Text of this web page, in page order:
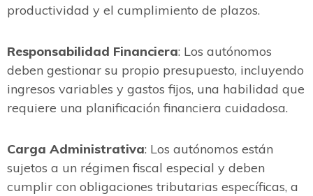
productividad y el cumplimiento de plazos.
Responsabilidad Financiera: Los autónomos
deben gestionar su propio presupuesto, incluyendo
ingresos variables y gastos fijos, una habilidad que
requiere una planificación financiera cuidadosa.
Carga Administrativa: Los autónomos están
sujetos a un régimen fiscal especial y deben
cumplir con obligaciones tributarias específicas, a